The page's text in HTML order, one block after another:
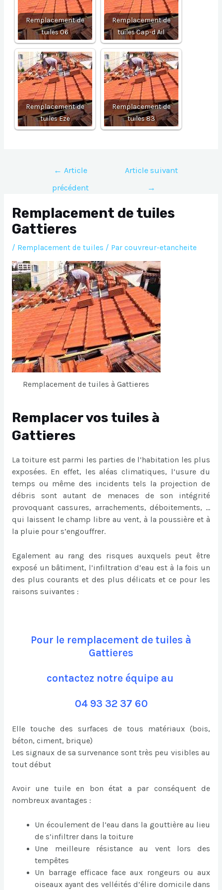
Remplacement de
tuiles 06
Remplacement de
tuiles Cap-d Ail
Remplacement de
tuiles Eze
Remplacement de
tuiles 83
Navigation
l’article
← Article
précédent
Article suivant
→
Remplacement de tuiles
Gattieres
/ Remplacement de tuiles / Par couvreur-etancheite
Remplacement de tuiles à Gattieres
Remplacer vos tuiles à
Gattieres
La toiture est parmi les parties de l’habitation les plus
exposées. En effet, les aléas climatiques, l’usure du
temps ou même des incidents tels la projection de
débris sont autant de menaces de son intégrité
provoquant cassures, arrachements, déboitements, …
qui laissent le champ libre au vent, à la poussière et à
la pluie pour s’engouffrer.
Egalement au rang des risques auxquels peut être
exposé un bâtiment, l’infiltration d’eau est à la fois un
des plus courants et des plus délicats et ce pour les
raisons suivantes :
Pour le remplacement de tuiles à
Gattieres
contactez notre équipe au
04 93 32 37 60
Elle touche des surfaces de tous matériaux (bois,
béton, ciment, brique)
Les signaux de sa survenance sont très peu visibles au
tout début
Avoir une tuile en bon état a par conséquent de
nombreux avantages :
Un écoulement de l’eau dans la gouttière au lieu
de s’infiltrer dans la toiture
Une meilleure résistance au vent lors des
tempêtes
Un barrage efficace face aux rongeurs ou aux
oiseaux ayant des velléités d’élire domicile dans